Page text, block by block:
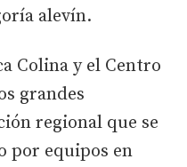
alevín.
Colina y el Centro
grandes
regional que se
por equipos en